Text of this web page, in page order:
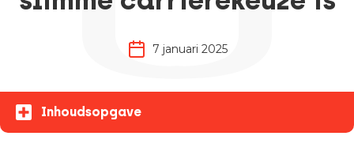
7 januari 2025
Inhoudsopgave